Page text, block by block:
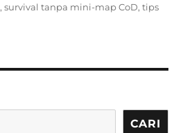
,survival tanpa mini-map CoD,tips
CARI